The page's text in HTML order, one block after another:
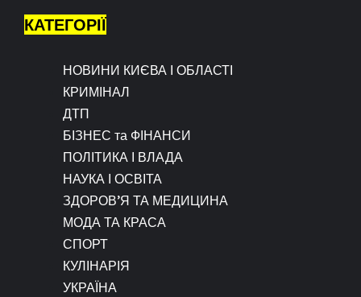
КАТЕГОРІЇ
НОВИНИ КИЄВА І ОБЛАСТІ
КРИМІНАЛ
ДТП
БІЗНЕС та ФІНАНСИ
ПОЛІТИКА І ВЛАДА
НАУКА І ОСВІТА
ЗДОРОВ’Я ТА МЕДИЦИНА
МОДА ТА КРАСА
СПОРТ
КУЛІНАРІЯ
УКРАЇНА